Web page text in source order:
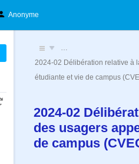
Anonyme
…
2024-02 Délibération relative à
étudiante et vie de campus
2024-02
des usagers
de campus